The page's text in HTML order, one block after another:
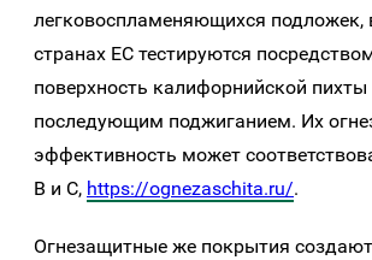
легковоспламеняющихся
странах ЕС тестируются
поверхность калифорнийской пихты
последующим поджиганием. Их
эффективность может
B и C, https://ognezaschita.ru/.
Огнезащитные же покрытия создают